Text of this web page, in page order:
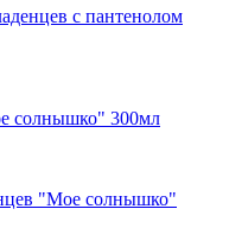
с пантенолом
солнышко" 300мл
"Мое солнышко"